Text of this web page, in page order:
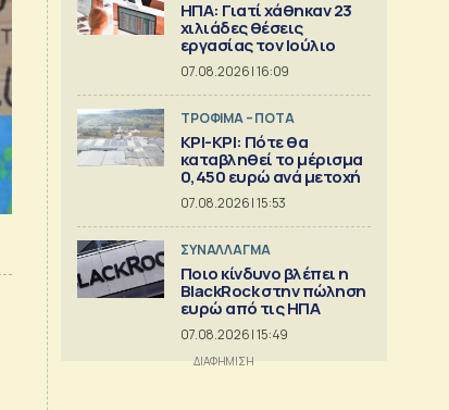
ΗΠΑ: Γιατί χάθηκαν 23
χιλιάδες θέσεις
εργασίας τον Ιούλιο
07.08.2026 | 16:09
ΤΡΟΦΙΜΑ – ΠΟΤΑ
ΚΡΙ-ΚΡΙ: Πότε θα
καταβληθεί το μέρισμα
0,450 ευρώ ανά μετοχή
07.08.2026 | 15:53
ΣΥΝΑΛΛΑΓΜΑ
Ποιο κίνδυνο βλέπει η
BlackRock στην πώληση
ευρώ από τις ΗΠΑ
07.08.2026 | 15:49